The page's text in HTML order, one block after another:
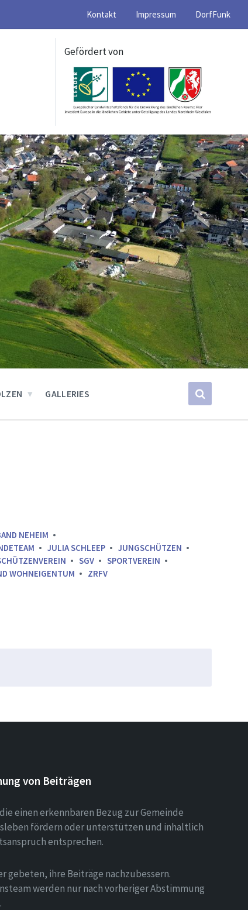
Kontakt Impressum DorfFunk
Gefördert von
GALLERIES
NEHEIM
JULIA SCHLEEP
JUNGSCHÜTZEN
SGV
SPORTVEREIN
WOHNEIGENTUM ZRFV
von Beiträgen
einen erkennbaren Bezug zur Gemeinde
fördern oder unterstützen und inhaltlich
entsprechen.
gebeten, ihre Beiträge nachzubessern.
werden nur nach vorheriger Abstimmung